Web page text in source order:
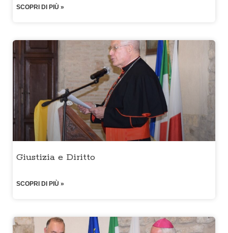
SCOPRI DI PIÙ »
Giustizia e Diritto
SCOPRI DI PIÙ »